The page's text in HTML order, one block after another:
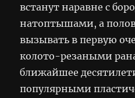
встанут наравне с
натоптышами, а
вызывать в первую
колото-резаными
ближайшее
популярными